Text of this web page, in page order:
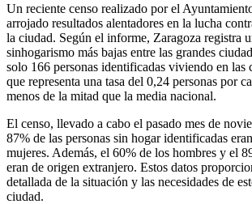
Un reciente censo realizado por el
arrojado resultados alentadores en la lucha
la ciudad. Según el informe, Zaragoza registra
sinhogarismo más bajas entre las grandes
solo 166 personas identificadas viviendo en las
que representa una tasa del 0,24 personas por
menos de la mitad que la media nacional.
El censo, llevado a cabo el pasado mes de
87% de las personas sin hogar identificadas
mujeres. Además, el 60% de los hombres y el
eran de origen extranjero. Estos datos
detallada de la situación y las necesidades de
ciudad.